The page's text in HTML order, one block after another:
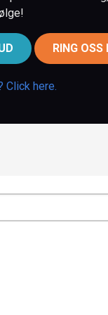
RING OSS
Click here.